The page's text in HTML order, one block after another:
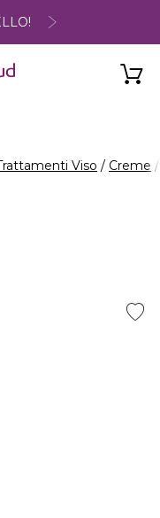
Viso Creme